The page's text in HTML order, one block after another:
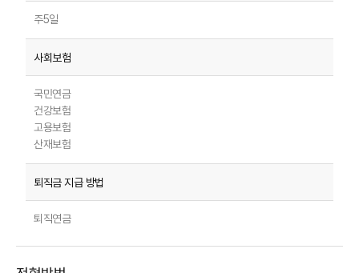
주5일
국민연금
건강보험
고용보험
산재보험
퇴직연금